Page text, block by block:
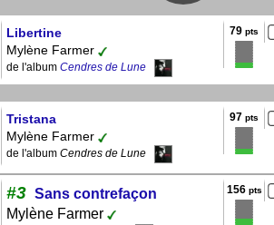
Libertine
Mylène Farmer
de l'album Cendres de Lune
79 pts
Tristana
Mylène Farmer
de l'album Cendres de Lune
97 pts
#3 Sans contrefaçon
Mylène Farmer
156pts